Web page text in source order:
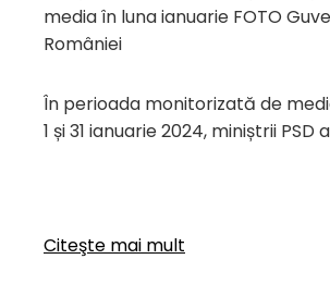
media în luna ianuarie FOTO
României
În perioada monitorizată de
1 și 31 ianuarie 2024, miniștrii PSD
Citeşte mai mult